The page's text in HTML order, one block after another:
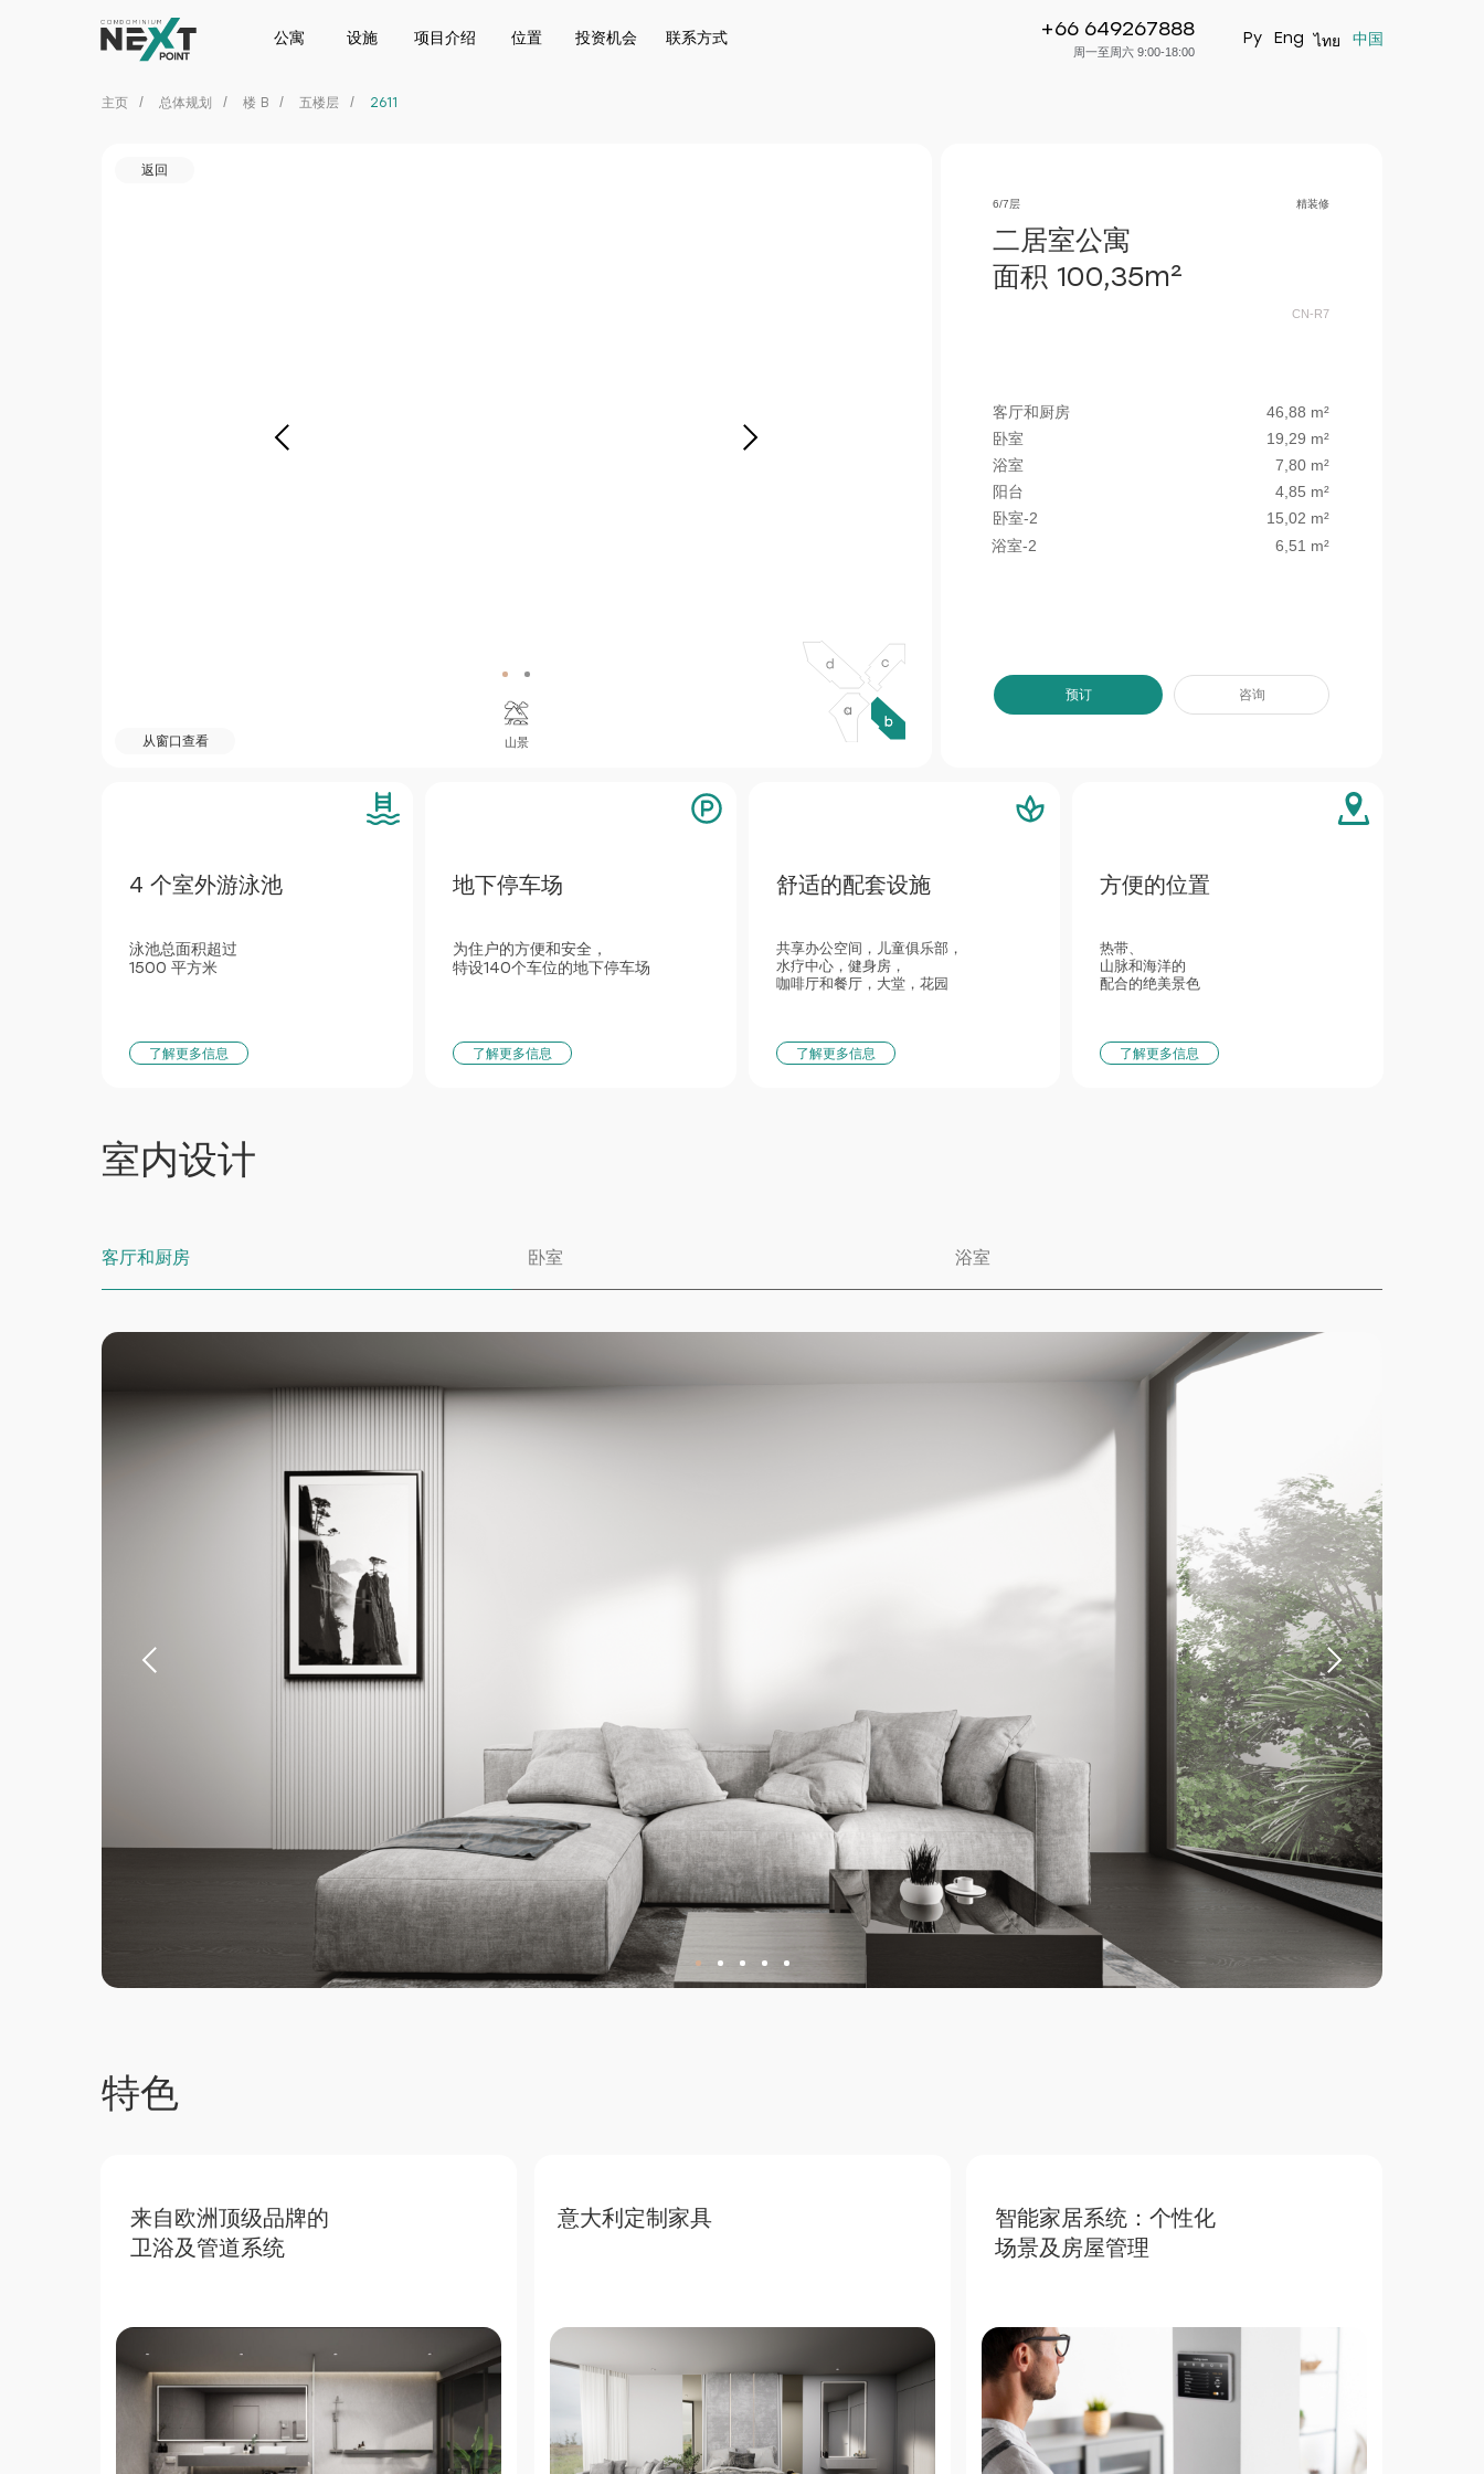
公寓 设施 项目介绍 联系方式
位置 中国
ไทย
Eng
Ру
+66 649267888
周一至周六 9:00-18:00
投资机会
设施 项目介绍 联系方式
位置 +66 649267888 立即申请
投资机会
主页 / 总体规划 / 楼 B / 五楼层 / 2611
CN-R7
从窗口查看
咨询
预订
6,51 m²
浴室-2
15,02 m²
精装修
6/7层
卧室-2
4,85 m²
阳台
浴室
卧室
客厅和厨房
7,80 m²
19,29 m²
46,88 m²
二居室公寓
面积 100,35m²
返回
山景
了解更多信息
了解更多信息
了解更多信息
了解更多信息
热带、
山脉和海洋的
配合的绝美景色
方便的位置
共享办公空间，儿童俱乐部，
水疗中心，健身房，
咖啡厅和餐厅，大堂，花园
舒适的配套设施
为住户的方便和安全，
特设140个车位的地下停车场
地下停车场
泳池总面积超过
1500 平方米
4 个室外游泳池
室内设计
客厅和厨房 卧室 浴室
特色
来自欧洲顶级品牌的
卫浴及管道系统
意大利定制家具
智能家居系统：个性化
场景及房屋管理